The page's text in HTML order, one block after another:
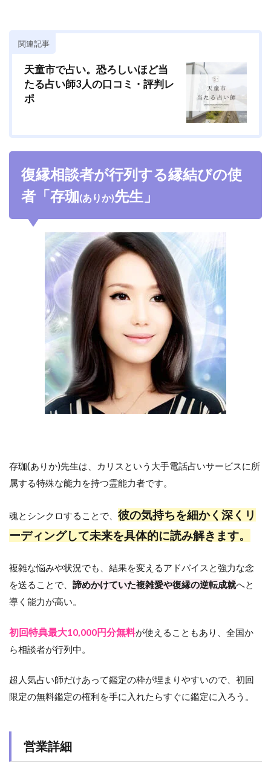
関連記事
天童市で占い。恐ろしいほど当
たる占い師3人の口コミ・評判レ
ポ
復縁相談者が行列する縁結びの使
者「存珈(ありか)先生」
存珈(ありか)先生は、カリスという大手電話占いサービスに所
属する特殊な能力を持つ霊能力者です。
魂とシンクロすることで、 彼の気持ちを細かく深くリ
ーディングして未来を具体的に読み解きます。
複雑な悩みや状況でも、結果を変えるアドバイスと強力な念
を送ることで、 諦めかけていた複雑愛や復縁の逆転成就へと
導く能力が高い。
初回特典最大10,000円分無料が使えることもあり、全国か
ら相談者が行列中。
超人気占い師だけあって鑑定の枠が埋まりやすいので、初回
限定の無料鑑定の権利を手に入れたらすぐに鑑定に入ろう。
営業詳細